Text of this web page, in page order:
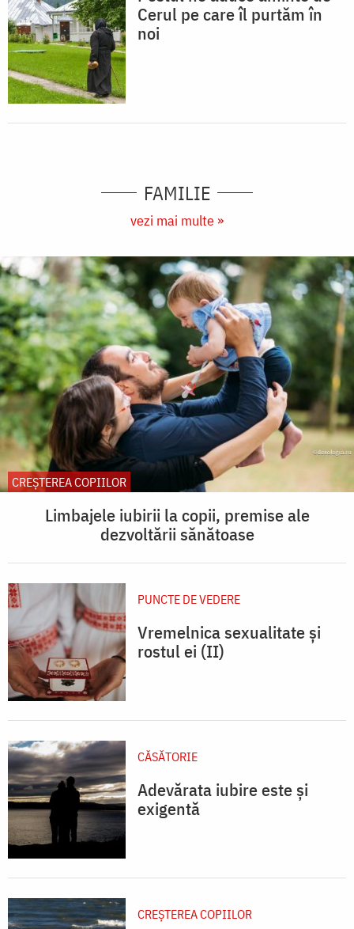
Cerul pe care îl purtăm în
noi
FAMILIE
vezi mai multe »
CREŞTEREA COPIILOR
Limbajele iubirii la copii, premise ale
dezvoltării sănătoase
PUNCTE DE VEDERE
Vremelnica sexualitate și
rostul ei (II)
CĂSĂTORIE
Adevărata iubire este și
exigentă
CREŞTEREA COPIILOR